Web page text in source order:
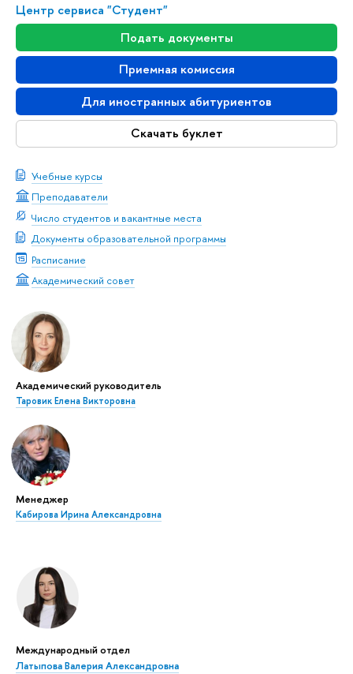
Центр сервиса "Студент"
Подать документы
Приемная комиссия
Для иностранных абитуриентов
Скачать буклет
Учебные курсы
Преподаватели
Число студентов и вакантные места
Документы образовательной программы
Расписание
Академический совет
Академический руководитель
Таровик Елена Викторовна
Менеджер
Кабирова Ирина Александровна
Международный отдел
Латыпова Валерия Александровна